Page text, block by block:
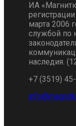
ИА
марта 2006
службой по
наследия.
+7 (3519)